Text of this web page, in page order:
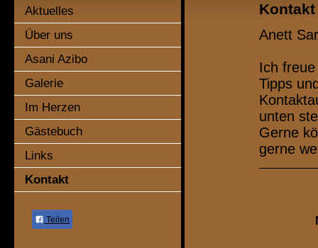
Aktuelles
Über uns
Asani Azibo
Galerie
Im Herzen
Gästebuch
Links
Kontakt
Teilen
Kontakt
Anett
Ich
Tipps
unten
Gerne
gerne